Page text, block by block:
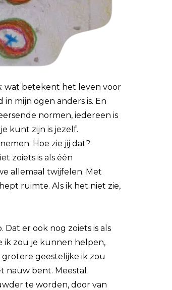
wat betekent het leven voor
mijn ogen anders is. En
normen, iedereen is
kunt zijn is jezelf.
Hoe zie jij dat?
zoiets is als één
allemaal twijfelen. Met
ruimte. Als ik het niet zie,
er ook nog zoiets is als
ik zou je kunnen helpen,
geestelijke ik zou
nauw bent. Meestal
te worden, door van